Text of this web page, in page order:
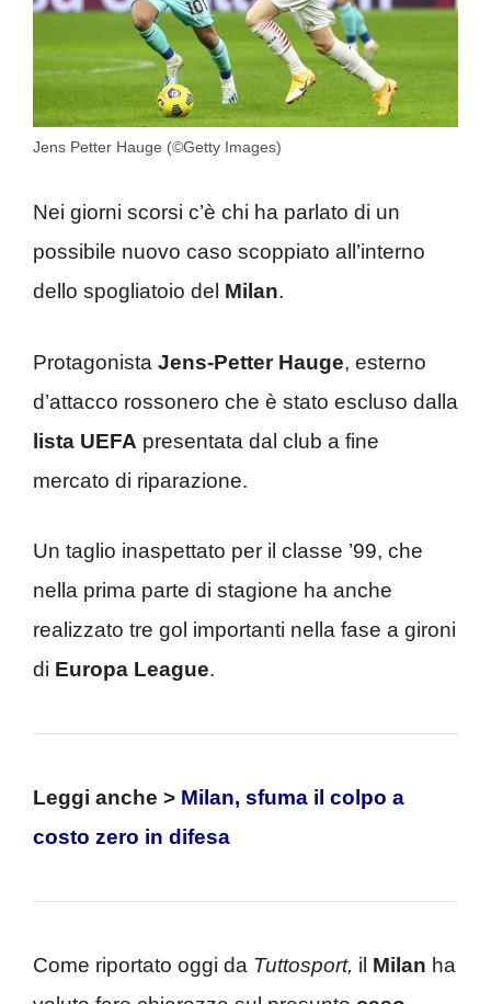
Jens Petter Hauge (©Getty Images)
Nei giorni scorsi c’è chi ha parlato di un
possibile nuovo caso scoppiato all’interno
dello spogliatoio del Milan.
Protagonista Jens-Petter Hauge, esterno
d’attacco rossonero che è stato escluso dalla
lista UEFA presentata dal club a fine
mercato di riparazione.
Un taglio inaspettato per il classe ’99, che
nella prima parte di stagione ha anche
realizzato tre gol importanti nella fase a gironi
di Europa League.
Leggi anche > Milan, sfuma il colpo a
costo zero in difesa
Come riportato oggi da Tuttosport, il Milan ha